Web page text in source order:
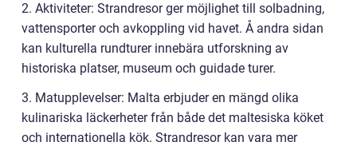
2. Aktiviteter: Strandresor ger möjlighet till solbadning,
vattensporter och avkoppling vid havet. Å andra sidan
kan kulturella rundturer innebära utforskning av
historiska platser, museum och guidade turer.
3. Matupplevelser: Malta erbjuder en mängd olika
kulinariska läckerheter från både det maltesiska köket
och internationella kök. Strandresor kan vara mer